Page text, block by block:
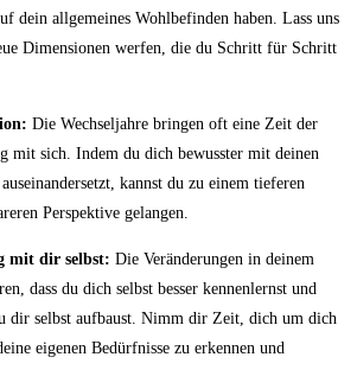
dein allgemeines Wohlbefinden haben. Lass uns
Dimensionen werfen, die du Schritt für Schritt
Die Wechseljahre bringen oft eine Zeit der
mit sich. Indem du dich bewusster mit deinen
kannst du zu einem tieferen
Perspektive gelangen.
mit dir selbst: Die Veränderungen in deinem
dass du dich selbst besser kennenlernst und
dir selbst aufbaust. Nimm dir Zeit, dich um dich
eigenen Bedürfnisse zu erkennen und